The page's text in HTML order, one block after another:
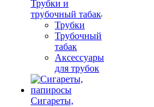
Трубки и
трубочный табак
Трубки
Трубочный
табак
Аксессуары
для трубок
Сигареты,